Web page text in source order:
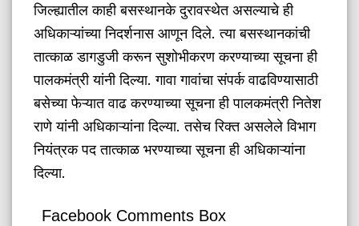
जिल्ह्यातील काही बसस्थानके दुरावस्थेत असल्याचे ही
अधिकाऱ्यांच्या निदर्शनास आणून दिले. त्या बसस्थानकांची
तात्काळ डागडुजी करून सुशोभीकरण करण्याच्या सूचना ही
पालकमंत्री यांनी दिल्या. गावा गावांचा संपर्क वाढविण्यासाठी
बसेच्या फेऱ्यात वाढ करण्याच्या सूचना ही पालकमंत्री नितेश
राणे यांनी अधिकाऱ्यांना दिल्या. तसेच रिक्त असलेले विभाग
नियंत्रक पद तात्काळ भरण्याच्या सूचना ही अधिकाऱ्यांना
दिल्या.
Facebook Comments Box